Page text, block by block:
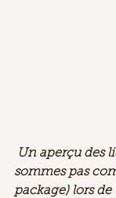
sommes pas
package) lors de